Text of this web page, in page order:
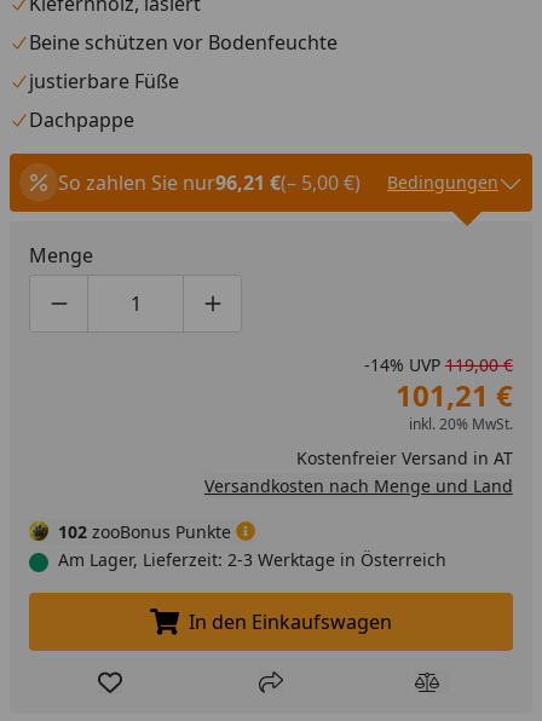
Beine schützen vor Bodenfeuchte
justierbare Füße
Dachpappe
So zahlen Sie nur96,21 €(– 5,00 €) Bedingungen
Menge
Produktmenge um eins verringern
Produktmenge manuell eingeben
Produktmenge um eins erhöhen
-14% UVP 119,00 €
101,21 €
inkl. 20% MwSt.
Kostenfreier Versand in AT
Versandkosten nach Menge und Land
102 zooBonus Punkte
Am Lager, Lieferzeit: 2-3 Werktage in Österreich
In den Einkaufswagen legen
In den Einkaufswagen
Produkt zur Wunschliste hinzufügen
Teilen Produkt